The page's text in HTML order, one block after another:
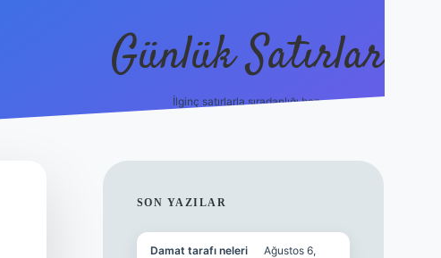
Günlük Satırlar
İlginç satırlarla sıradanlığı boz.
SIDEBAR
SON YAZILAR
Damat tarafı neleri
Ağustos 6,
vdcasino güncel